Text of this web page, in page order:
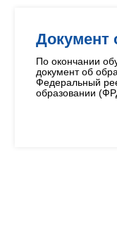
Документ
По окончании
документ об
Федеральный
образовании